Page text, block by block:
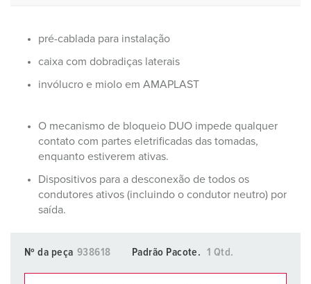
pré-cablada para instalação
caixa com dobradiças laterais
invólucro e miolo em AMAPLAST
O mecanismo de bloqueio DUO impede qualquer
contato com partes eletrificadas das tomadas,
enquanto estiverem ativas.
Dispositivos para a desconexão de todos os
condutores ativos (incluindo o condutor neutro) por
saída.
Nº da peça 938618 Padrão Pacote. 1 Qtd.